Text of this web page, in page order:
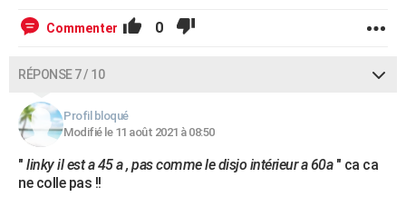
Commenter 0
RÉPONSE 7 / 10
Profil bloqué
Modifié le 11 août 2021 à 08:50
" linky il est a 45 a , pas comme le disjo intérieur a 60a" ca ca
ne colle pas !!